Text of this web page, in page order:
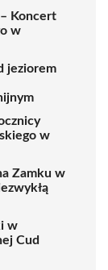
Koncert
w
jeziorem
w
Zamku w
w
Cud